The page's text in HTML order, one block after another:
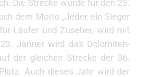
Die Strecke wurde für den 23.
dem Motto „Jeder ein Sieger
Läufer und Zuseher, wird mit
Jänner wird das Dolomiten-
der gleichen Strecke der 36.
Auch dieses Jahr wird der